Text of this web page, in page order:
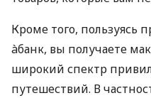
Кроме того, пользуясь
àбанк, вы получаете
широкий спектр
путешествий. В